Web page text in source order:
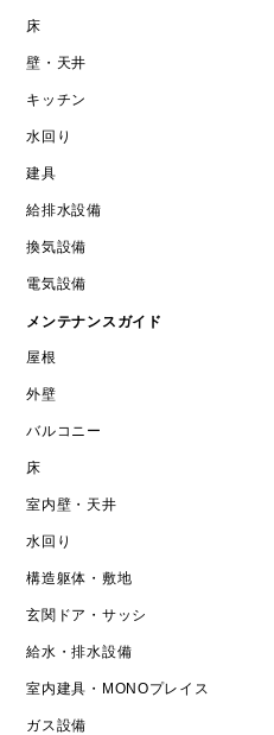
床
壁・天井
キッチン
水回り
建具
給排水設備
換気設備
電気設備
メンテナンスガイド
屋根
外壁
バルコニー
床
室内壁・天井
水回り
構造躯体・敷地
玄関ドア・サッシ
給水・排水設備
室内建具・MONOプレイス
ガス設備